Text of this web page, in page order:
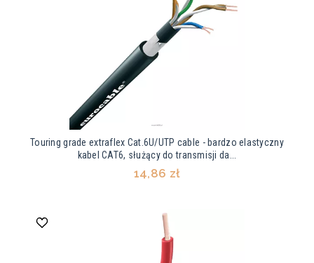
Touring grade extraflex Cat.6U/UTP cable - bardzo elastyczny
kabel CAT6, służący do transmisji da...
14,86 zł